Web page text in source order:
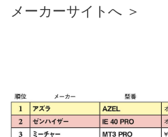
メーカーサイトへ ＞